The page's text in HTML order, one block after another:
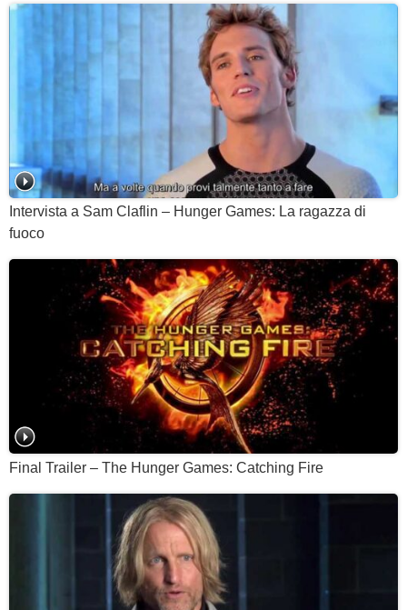
Intervista a Sam Claflin – Hunger Games: La ragazza di
fuoco
Final Trailer – The Hunger Games: Catching Fire